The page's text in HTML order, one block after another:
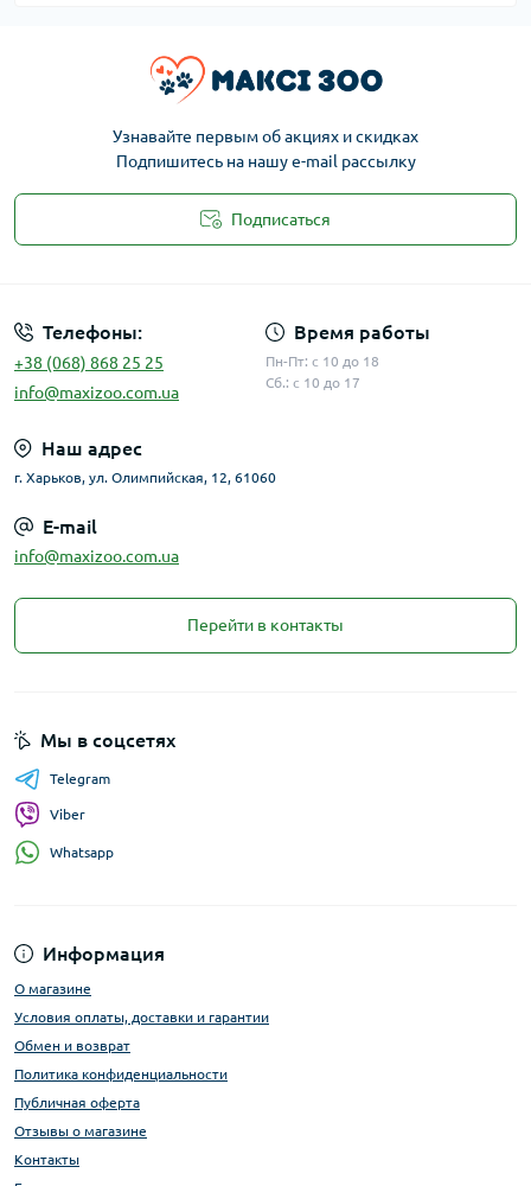
Узнавайте первым об акциях и скидках
Подпишитесь на нашу e-mail рассылку
Подписаться
Телефоны:
+38 (068) 868 25 25
info@maxizoo.com.ua
Время работы
Пн-Пт: с 10 до 18
Сб.: с 10 до 17
Наш адрес
г. Харьков, ул. Олимпийская, 12, 61060
E-mail
info@maxizoo.com.ua
Перейти в контакты
Информация
О магазине
Условия оплаты, доставки и гарантии
Обмен и возврат
Политика конфиденциальности
Публичная оферта
Отзывы о магазине
Контакты
Мы в соцсетях
Telegram
Viber
Whatsapp